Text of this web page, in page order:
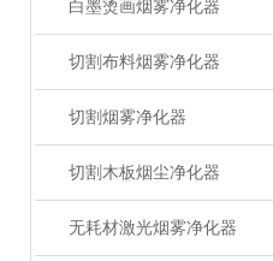
白墨烫画烟雾净化器
切割布料烟雾净化器
切割烟雾净化器
切割木板烟尘净化器
无耗材激光烟雾净化器